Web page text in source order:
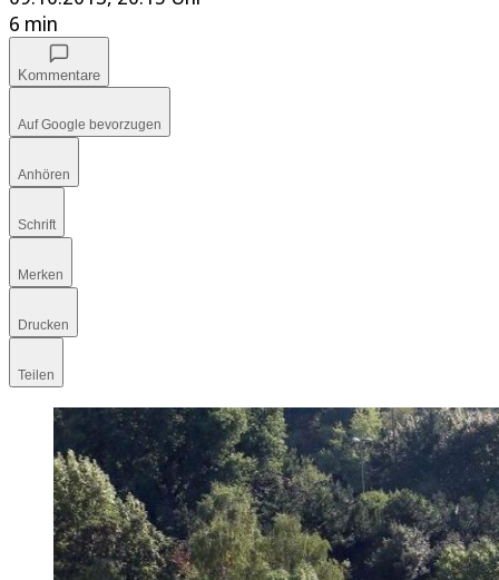
6 min
Kommentare
Auf Google bevorzugen
Anhören
Schrift
Merken
Drucken
Teilen